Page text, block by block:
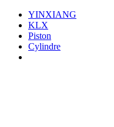
YINXIANG
KLX
Piston
Cylindre